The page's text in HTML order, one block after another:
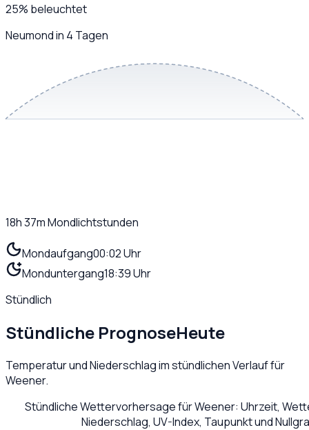
25% beleuchtet
Neumond in 4 Tagen
18h 37mMondlichtstunden
Mondaufgang00:02 Uhr
Monduntergang18:39 Uhr
Stündlich
Stündliche PrognoseHeute
Temperatur und Niederschlag im stündlichen Verlauf für
Weener.
Stündliche Wettervorhersage fürWeener: Uhrzeit,
Niederschlag, UV-Index, Taupunkt und